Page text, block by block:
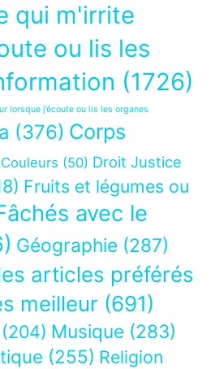
qui m'irrite
ou lis les
(1726)
lorsque j’écoute ou lis les organes
(376) Corps
Couleurs (50) Droit Justice
Fruits et légumes ou
avec le
Géographie (287)
articles préférés
meilleur (691)
(204) Musique (283)
(255) Religion